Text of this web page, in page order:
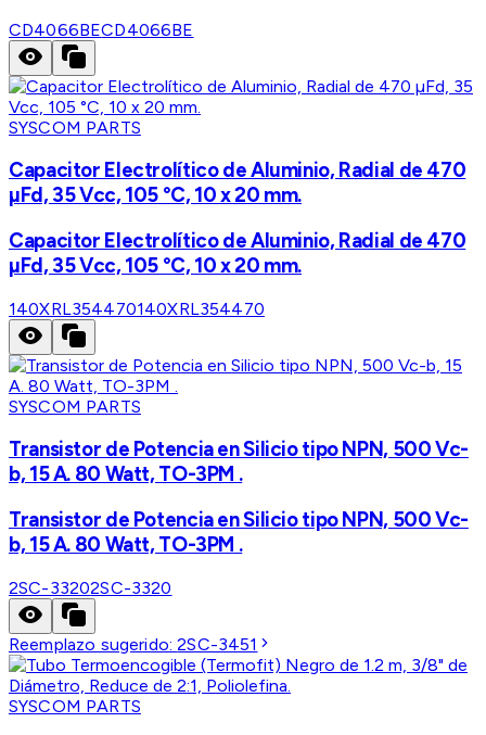
CD4066BECD4066BE
SYSCOM PARTS
Capacitor Electrolítico de Aluminio, Radial de 470
µFd, 35 Vcc, 105 °C, 10 x 20 mm.
Capacitor Electrolítico de Aluminio, Radial de 470
µFd, 35 Vcc, 105 °C, 10 x 20 mm.
140XRL354470140XRL354470
SYSCOM PARTS
Transistor de Potencia en Silicio tipo NPN, 500 Vc-
b, 15 A. 80 Watt, TO-3PM .
Transistor de Potencia en Silicio tipo NPN, 500 Vc-
b, 15 A. 80 Watt, TO-3PM .
2SC-33202SC-3320
Reemplazo sugerido:2SC-3451
SYSCOM PARTS